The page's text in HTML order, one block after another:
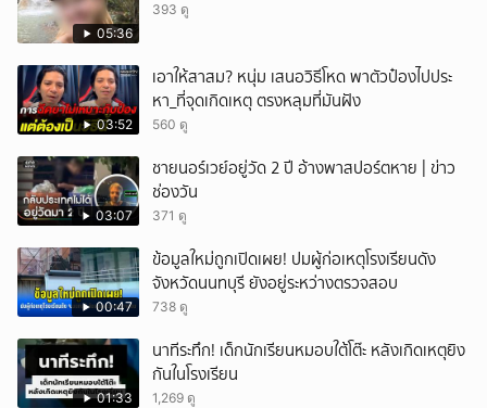
05:36
393 ดู
03:52
เอาให้สาสม? หนุ่ม เสนอวิธีโหด พาตัวป๋องไปประ
หา_ที่จุดเกิดเหตุ ตรงหลุมที่มันฝัง
560 ดู
03:07
ชายนอร์เวย์อยู่วัด 2 ปี อ้างพาสปอร์ตหาย | ข่าว
ช่องวัน
371 ดู
00:47
ข้อมูลใหม่ถูกเปิดเผย! ปมผู้ก่อเหตุโรงเรียนดัง
จังหวัดนนทบุรี ยังอยู่ระหว่างตรวจสอบ
738 ดู
01:33
นาทีระทึก! เด็กนักเรียนหมอบใต้โต๊ะ หลังเกิดเหตุยิง
กันในโรงเรียน
1,269 ดู